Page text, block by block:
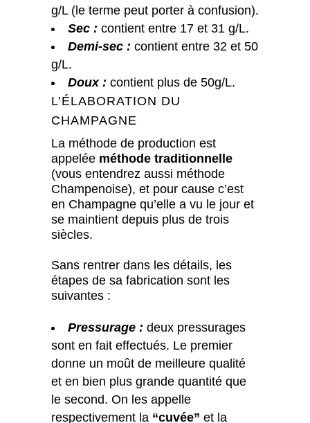
g/L (le terme peut porter à confusion).
Sec : contient entre 17 et 31 g/L.
Demi-sec : contient entre 32 et 50
g/L.
Doux : contient plus de 50g/L.
L’ÉLABORATION DU
CHAMPAGNE
La méthode de production est
appelée méthode traditionnelle
(vous entendrez aussi méthode
Champenoise), et pour cause c’est
en Champagne qu’elle a vu le jour et
se maintient depuis plus de trois
siècles.
Sans rentrer dans les détails, les
étapes de sa fabrication sont les
suivantes :
Pressurage : deux pressurages
sont en fait effectués. Le premier
donne un moût de meilleure qualité
et en bien plus grande quantité que
le second. On les appelle
respectivement la “cuvée” et la